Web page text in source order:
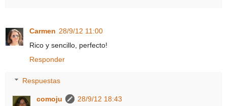
Carmen 28/9/12 11:00
Rico y sencillo, perfecto!
Responder
Respuestas
comoju
28/9/12 18:43